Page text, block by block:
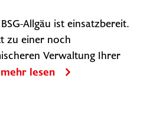
Allgäu ist einsatzbereit.
zu einer noch
Verwaltung Ihrer
mehr lesen